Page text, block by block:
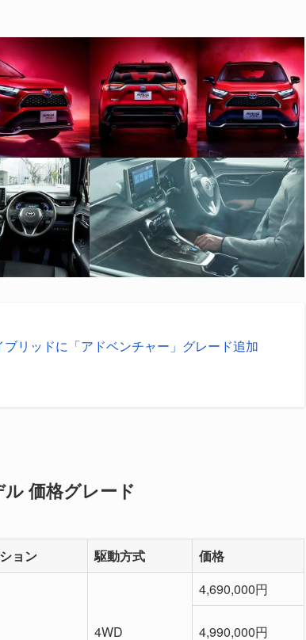
ブリッドに「アドベンチャー」グレード追加
価格グレード
ョン 駆動方式
価格
4WD
4,690,000円
4,990,000円